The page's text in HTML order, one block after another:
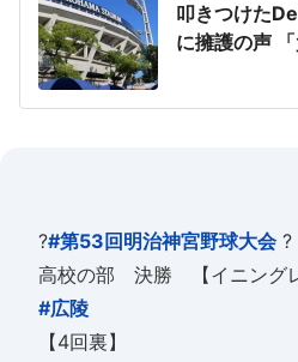
叩きつけた
に擁護の声
?#第53回明治神宮野球大会?
高校の部 決勝 【イニングレ
#広陵
【4回裏】